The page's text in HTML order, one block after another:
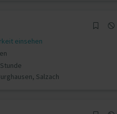
einsehen
Salzach